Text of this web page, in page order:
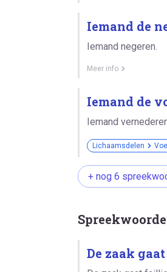
Iemand de
Iemand negeren.
Meer info
Iemand de
Iemand
Lichaamsdelen
+ nog 6
De zaak